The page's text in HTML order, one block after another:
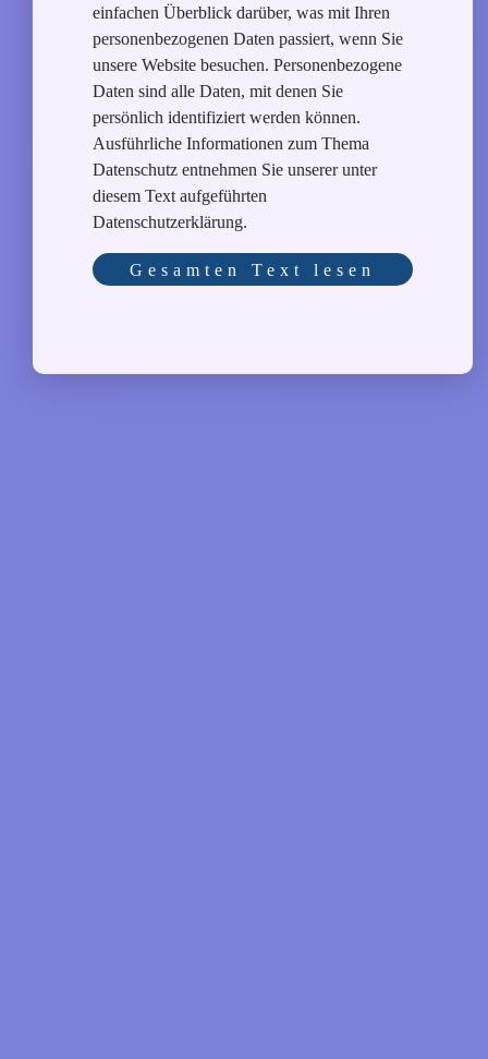
einfachen Überblick darüber, was mit Ihren
personenbezogenen Daten passiert, wenn Sie
unsere Website besuchen. Personenbezogene
Daten sind alle Daten, mit denen Sie
persönlich identifiziert werden können.
Ausführliche Informationen zum Thema
Datenschutz entnehmen Sie unserer unter
diesem Text aufgeführten
Datenschutzerklärung.
Gesamten Text lesen